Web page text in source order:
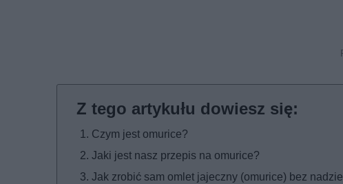
Czym jest omurice?
Jaki jest nasz przepis na omurice?
Jak zrobić sam omlet jajeczny (omurice) bez